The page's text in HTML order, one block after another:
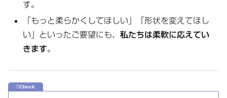
す。
「もっと柔らかくしてほしい」「形状を変えてほし
い」といったご要望にも、私たちは柔軟に応えてい
きます。